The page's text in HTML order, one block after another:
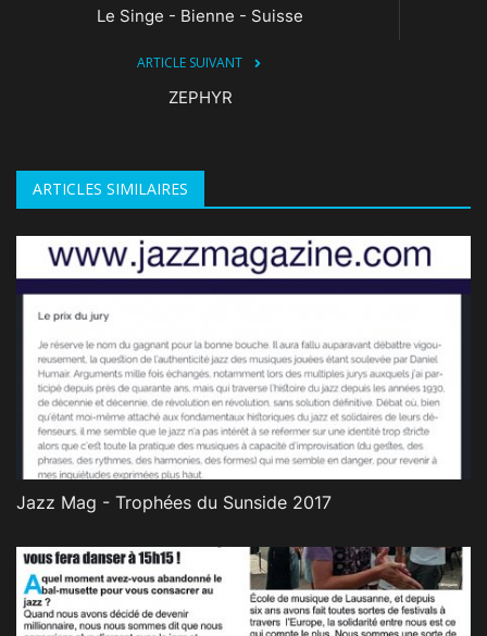
Le Singe - Bienne - Suisse
ARTICLE SUIVANT
ZEPHYR
ARTICLES SIMILAIRES
Jazz Mag - Trophées du Sunside 2017